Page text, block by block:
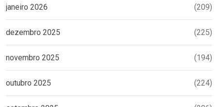
janeiro 2026 (209)
dezembro 2025 (225)
novembro 2025 (194)
outubro 2025 (224)